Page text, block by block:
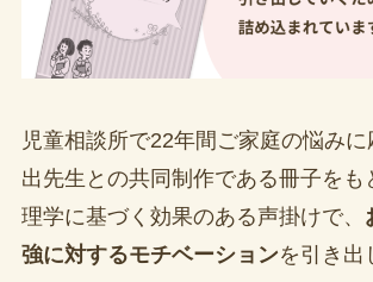
児童相談所で22年間ご家庭の悩み
出先生との共同制作である冊子をも
理学に基づく効果のある声掛けで、
強に対するモチベーションを引き出